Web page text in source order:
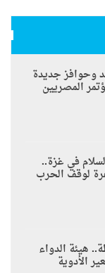
وحوافز جديدة
المصريين
في غزة..
لوقف الحرب
هيئة الدواء
الأدوية